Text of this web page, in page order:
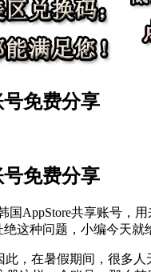
免费分享
号免费分享
AppStore共享账号
这种问题，小编今天就
，在暑假期间，很